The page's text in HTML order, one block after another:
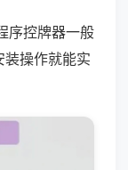
序控牌器一般
装操作就能实